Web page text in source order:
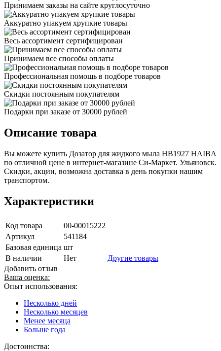
Принимаем заказы на сайте круглосуточно
Аккуратно упакуем хрупкие товары
Весь ассортимент сертифицирован
Принимаем все способы оплаты
Профессиональная помощь в подборе товаров
Скидки постоянным покупателям
Подарки при заказе от 30000 рублей
Описание товара
Вы можете купить Дозатор для жидкого мыла HB1927 HAIBA
по отличной цене в интернет-магазине Си-Маркет. Ульяновск.
Скидки, акции, возможна доставка в день покупки нашим
транспортом.
Характеристики
Код товара
00-00015222
Артикул
541184
Базовая единица шт
В наличии
Нет
Другие товары
Добавить отзыв
Ваша оценка:
Опыт использования:
Несколько дней
Несколько месяцев
Менее месяца
Больше года
Достоинства: